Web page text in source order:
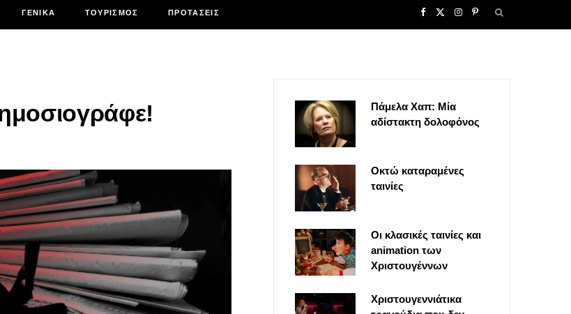
F
e
o
w
I
g
P
ΓΕΝΙΚΑ ΤΟΥΡΙΣΜΟΣ ΠΡΟΤΑΣΕΙΣ
Πάμελα Χαπ: Μία
αδίστακτη δολοφόνος
Οκτώ καταραμένες
ταινίες
Οι κλασικές ταινίες και
animation των
Χριστουγέννων
Χριστουγεννιάτικα